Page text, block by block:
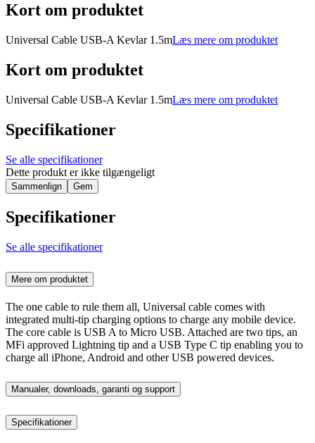
Kort om produktet
Universal Cable USB-A Kevlar 1.5mLæs mere om produktet
Kort om produktet
Universal Cable USB-A Kevlar 1.5mLæs mere om produktet
Specifikationer
Se alle specifikationer
Dette produkt er ikke tilgængeligt
Sammenlign Gem
Specifikationer
Se alle specifikationer
Mere om produktet
The one cable to rule them all, Universal cable comes with
integrated multi-tip charging options to charge any mobile device.
The core cable is USB A to Micro USB. Attached are two tips, an
MFi approved Lightning tip and a USB Type C tip enabling you to
charge all iPhone, Android and other USB powered devices.
Manualer, downloads, garanti og support
Specifikationer